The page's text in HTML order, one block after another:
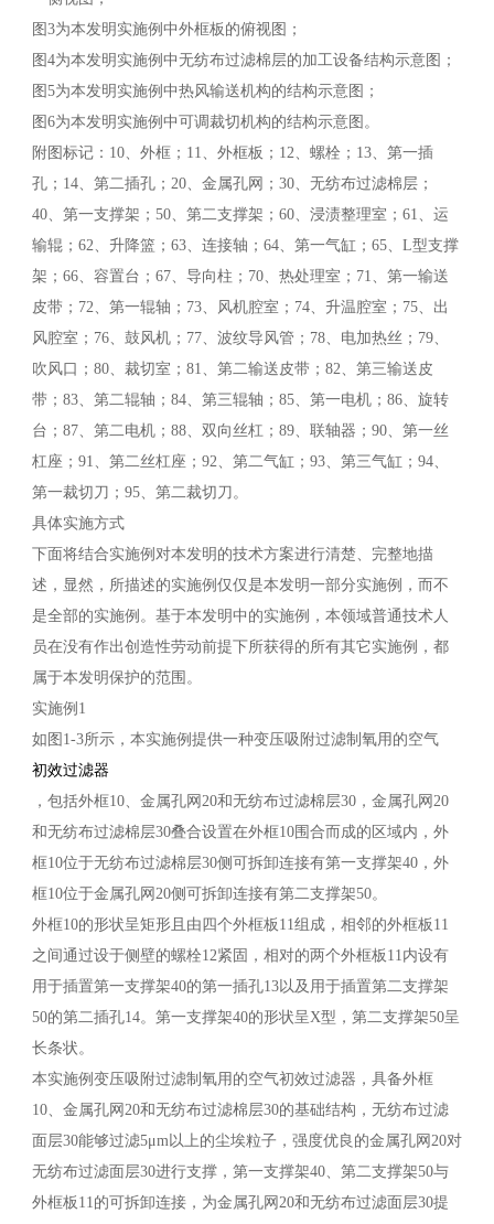
图3为本发明实施例中外框板的俯视图；
图4为本发明实施例中无纺布过滤棉层的加工设备结构示意图；
图5为本发明实施例中热风输送机构的结构示意图；
图6为本发明实施例中可调裁切机构的结构示意图。
附图标记：10、外框；11、外框板；12、螺栓；13、第一插
孔；14、第二插孔；20、金属孔网；30、无纺布过滤棉层；
40、第一支撑架；50、第二支撑架；60、浸渍整理室；61、运
输辊；62、升降篮；63、连接轴；64、第一气缸；65、L型支撑
架；66、容置台；67、导向柱；70、热处理室；71、第一输送
皮带；72、第一辊轴；73、风机腔室；74、升温腔室；75、出
风腔室；76、鼓风机；77、波纹导风管；78、电加热丝；79、
吹风口；80、裁切室；81、第二输送皮带；82、第三输送皮
带；83、第二辊轴；84、第三辊轴；85、第一电机；86、旋转
台；87、第二电机；88、双向丝杠；89、联轴器；90、第一丝
杠座；91、第二丝杠座；92、第二气缸；93、第三气缸；94、
第一裁切刀；95、第二裁切刀。
具体实施方式
下面将结合实施例对本发明的技术方案进行清楚、完整地描
述，显然，所描述的实施例仅仅是本发明一部分实施例，而不
是全部的实施例。基于本发明中的实施例，本领域普通技术人
员在没有作出创造性劳动前提下所获得的所有其它实施例，都
属于本发明保护的范围。
实施例1
如图1-3所示，本实施例提供一种变压吸附过滤制氧用的空气
初效过滤器
，包括外框10、金属孔网20和无纺布过滤棉层30，金属孔网20
和无纺布过滤棉层30叠合设置在外框10围合而成的区域内，外
框10位于无纺布过滤棉层30侧可拆卸连接有第一支撑架40，外
框10位于金属孔网20侧可拆卸连接有第二支撑架50。
外框10的形状呈矩形且由四个外框板11组成，相邻的外框板11
之间通过设于侧壁的螺栓12紧固，相对的两个外框板11内设有
用于插置第一支撑架40的第一插孔13以及用于插置第二支撑架
50的第二插孔14。第一支撑架40的形状呈X型，第二支撑架50呈
长条状。
本实施例变压吸附过滤制氧用的空气初效过滤器，具备外框
10、金属孔网20和无纺布过滤棉层30的基础结构，无纺布过滤
面层30能够过滤5μm以上的尘埃粒子，强度优良的金属孔网20对
无纺布过滤面层30进行支撑，第一支撑架40、第二支撑架50与
外框板11的可拆卸连接，为金属孔网20和无纺布过滤面层30提